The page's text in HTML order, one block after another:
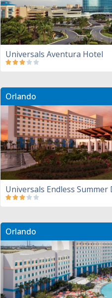
Universals Aventura Hotel
Orlando
Universals Endless Summer
Orlando